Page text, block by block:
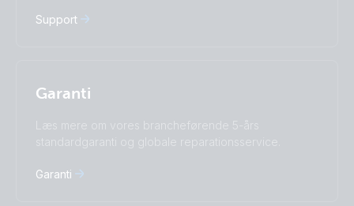
Support
Garanti
Læs mere om vores brancheførende 5-års
standardgaranti og globale reparationsservice.
Garanti